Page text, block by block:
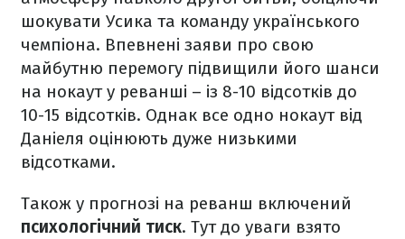
шокувати Усика та команду українського
чемпіона. Впевнені заяви про свою
майбутню перемогу підвищили його шанси
на нокаут у реванші – із 8-10 відсотків до
10-15 відсотків. Однак все одно нокаут від
Даніеля оцінюють дуже низькими
відсотками.
Також у прогнозі на реванш включений
психологічний тиск. Тут до уваги взято